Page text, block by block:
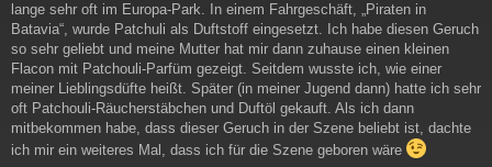
lange sehr oft im Europa-Park. In einem Fahrgeschäft, „Piraten in
Batavia“, wurde Patchuli als Duftstoff eingesetzt. Ich habe diesen Geruch
so sehr geliebt und meine Mutter hat mir dann zuhause einen kleinen
Flacon mit Patchouli-Parfüm gezeigt. Seitdem wusste ich, wie einer
meiner Lieblingsdüfte heißt. Später (in meiner Jugend dann) hatte ich sehr
oft Patchouli-Räucherstäbchen und Duftöl gekauft. Als ich dann
mitbekommen habe, dass dieser Geruch in der Szene beliebt ist, dachte
ich mir ein weiteres Mal, dass ich für die Szene geboren wäre